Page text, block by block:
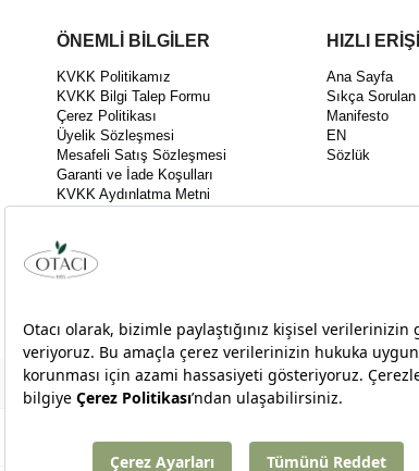
ÖNEMLİ BİLGİLER
KVKK Politikamız
KVKK Bilgi Talep Formu
Çerez Politikası
Üyelik Sözleşmesi
Mesafeli Satış Sözleşmesi
Garanti ve İade Koşulları
KVKK Aydınlatma Metni
Bilgi Toplumu Hizmetleri
Takipte Kal
HIZLI
Ana Sayfa
Sıkça
Manifesto
EN
Sözlük